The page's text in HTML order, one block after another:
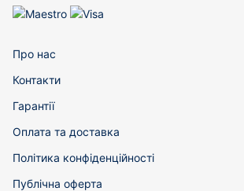
Про нас
Контакти
Гарантії
Оплата та доставка
Політика конфіденційності
Публічна оферта